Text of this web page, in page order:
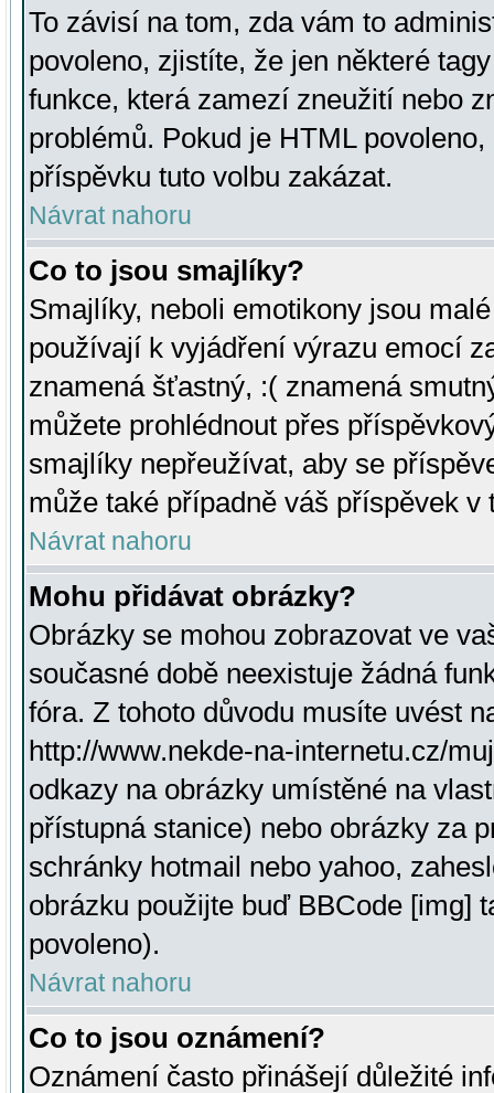
To závisí na tom, zda vám to
povoleno, zjistíte, že jen některé
funkce, která zamezí zneužití nebo
problémů. Pokud je HTML
příspěvku tuto volbu zakázat.
Návrat nahoru
Co to jsou smajlíky?
Smajlíky, neboli emotikony jsou
používají k vyjádření výrazu emocí
znamená šťastný, :( znamená
můžete prohlédnout přes
smajlíky nepřeužívat, aby se
může také případně váš příspěvek v
Návrat nahoru
Mohu přidávat obrázky?
Obrázky se mohou zobrazovat ve
současné době neexistuje žádná
fóra. Z tohoto důvodu musíte uvést
http://www.nekde-na-internetu.cz/
odkazy na obrázky umístěné na
přístupná stanice) nebo obrázky za
schránky hotmail nebo yahoo,
obrázku použijte buď BBCode [img]
povoleno).
Návrat nahoru
Co to jsou oznámení?
Oznámení často přinášejí důležité